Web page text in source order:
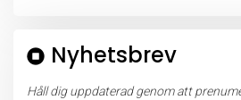
Nyhetsbrev
Håll dig uppdaterad genom att